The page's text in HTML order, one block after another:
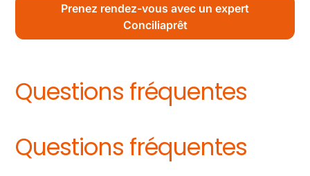
Prenez rendez-vous avec un expert
Conciliaprêt
Questions fréquentes
Questions fréquentes